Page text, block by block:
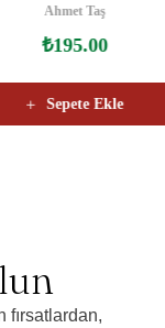
fırsatlardan,